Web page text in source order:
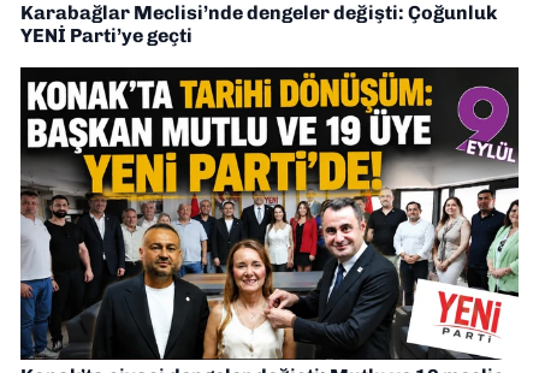
Karabağlar Meclisi’nde dengeler değişti: Çoğunluk
YENİ Parti’ye geçti